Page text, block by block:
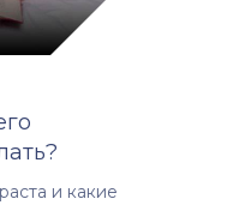
и какие